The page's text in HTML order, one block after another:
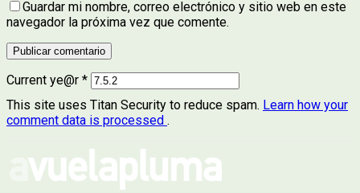
Guardar mi nombre, correo electrónico y sitio web en este
navegador la próxima vez que comente.
Current ye@r *
This site uses Titan Security to reduce spam. Learn how your
comment data is processed .